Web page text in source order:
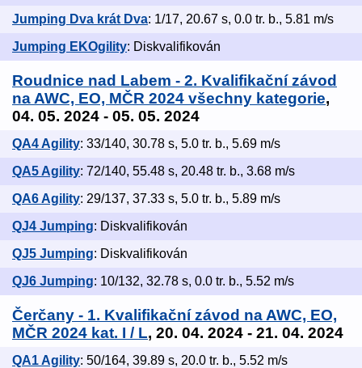
Jumping Dva krát Dva: 1/17, 20.67 s, 0.0 tr. b., 5.81 m/s
Jumping EKOgility: Diskvalifikován
Roudnice nad Labem - 2. Kvalifikační závod
na AWC, EO, MČR 2024 všechny kategorie,
04. 05. 2024 - 05. 05. 2024
QA4 Agility: 33/140, 30.78 s, 5.0 tr. b., 5.69 m/s
QA5 Agility: 72/140, 55.48 s, 20.48 tr. b., 3.68 m/s
QA6 Agility: 29/137, 37.33 s, 5.0 tr. b., 5.89 m/s
QJ4 Jumping: Diskvalifikován
QJ5 Jumping: Diskvalifikován
QJ6 Jumping: 10/132, 32.78 s, 0.0 tr. b., 5.52 m/s
Čerčany - 1. Kvalifikační závod na AWC, EO,
MČR 2024 kat. I / L, 20. 04. 2024 - 21. 04. 2024
QA1 Agility: 50/164, 39.89 s, 20.0 tr. b., 5.52 m/s